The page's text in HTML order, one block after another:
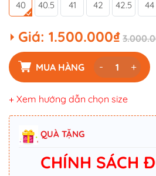
40 40.5 41 42 42.5 44
Giá: 1.500.000₫
MUA HÀNG - +
+ Xem hướng dẫn chọn size
QUÀ TẶNG
CHÍNH SÁCH